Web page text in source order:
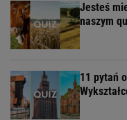
Jesteś
naszym
11 pytań